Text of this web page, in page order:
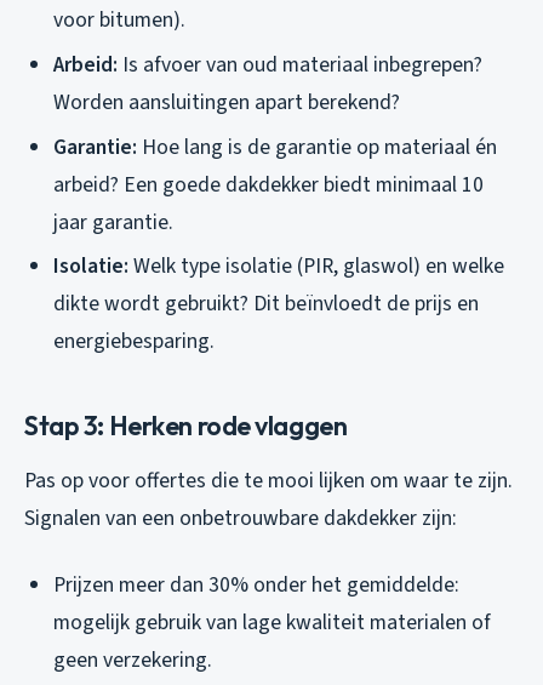
voor bitumen).
Arbeid: Is afvoer van oud materiaal inbegrepen?
Worden aansluitingen apart berekend?
Garantie: Hoe lang is de garantie op materiaal én
arbeid? Een goede dakdekker biedt minimaal 10
jaar garantie.
Isolatie: Welk type isolatie (PIR, glaswol) en welke
dikte wordt gebruikt? Dit beïnvloedt de prijs en
energiebesparing.
Stap 3: Herken rode vlaggen
Pas op voor offertes die te mooi lijken om waar te zijn.
Signalen van een onbetrouwbare dakdekker zijn:
Prijzen meer dan 30% onder het gemiddelde:
mogelijk gebruik van lage kwaliteit materialen of
geen verzekering.